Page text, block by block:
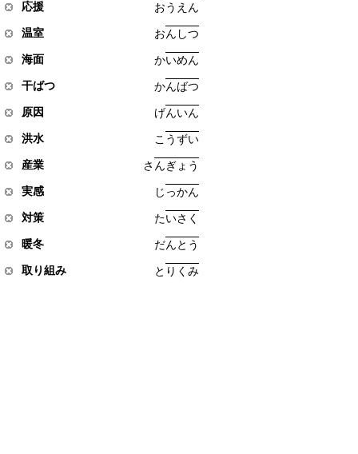
応援 おう え ん
温室 おん しつ
海面 かいめん
干ばつ かんばつ
原因 げんいん
洪水 こ うずい
産業 さ んぎ ょ う
実感 じ っかん
対策 たいさ く
暖冬 だんと う
取り組み と り く み